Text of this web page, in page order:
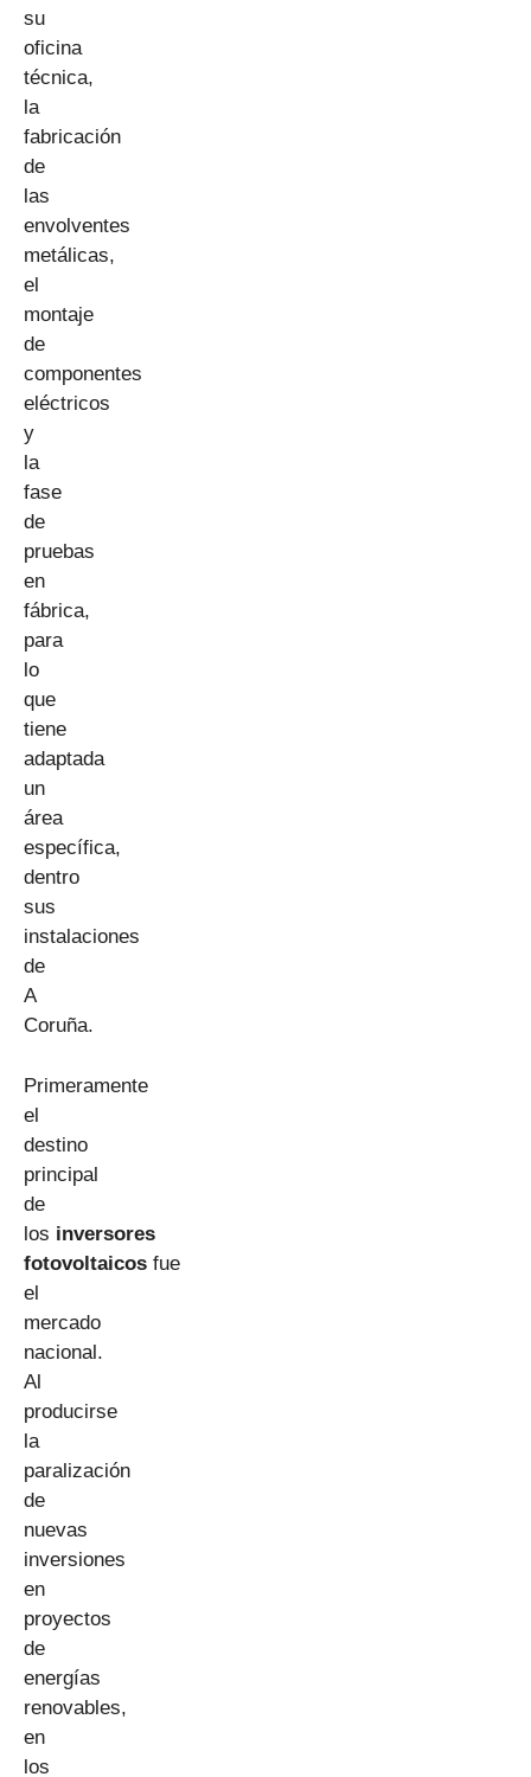
su
oficina
técnica,
la
fabricación
de
las
envolventes
metálicas,
el
montaje
de
componentes
eléctricos
y
la
fase
de
pruebas
en
fábrica,
para
lo
que
tiene
adaptada
un
área
específica,
dentro
sus
instalaciones
de
A
Coruña.
Primeramente
el
destino
principal
de
los inversores
fotovoltaicos fue
el
mercado
nacional.
Al
producirse
la
paralización
de
nuevas
inversiones
en
proyectos
de
energías
renovables,
en
los